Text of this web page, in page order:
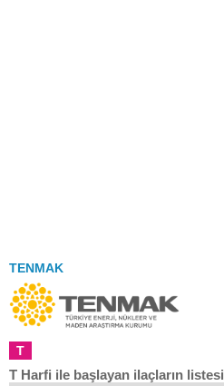
TENMAK
T
T Harfi ile başlayan ilaçların listesi